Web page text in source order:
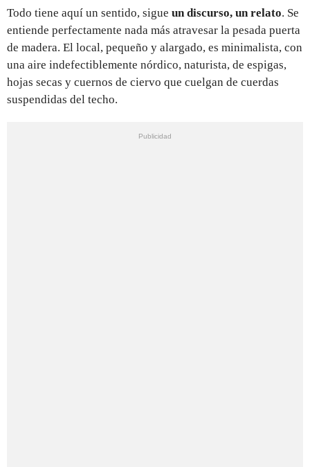
Todo tiene aquí un sentido, sigue un discurso, un relato. Se
entiende perfectamente nada más atravesar la pesada puerta
de madera. El local, pequeño y alargado, es minimalista, con
una aire indefectiblemente nórdico, naturista, de espigas,
hojas secas y cuernos de ciervo que cuelgan de cuerdas
suspendidas del techo.